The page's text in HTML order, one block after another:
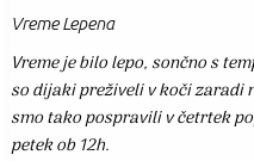
Vreme Lepena
Vreme je bilo lepo, sončno s
so dijaki preživeli v koči zaradi
smo tako pospravili v četrtek
petek ob 12h.